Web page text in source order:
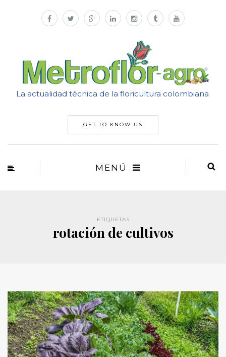
La actualidad técnica de la floricultura colombiana
GET TO KNOW US
MENÚ
ETIQUETAS
rotación de cultivos